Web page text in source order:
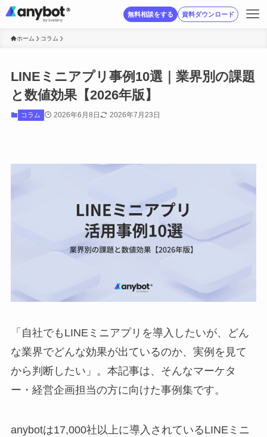
無料相談をする 資料ダウンロード
ホーム コラム
LINEミニアプリ事例10選｜業界別の課題
と数値効果【2026年版】
コラム 2026年6月8日 2026年7月23日
「自社でもLINEミニアプリを導入したいが、どん
な業界でどんな効果が出ているのか、実例を見て
から判断したい」。本記事は、そんなマーケタ
ー・経営企画担当の方に向けた事例集です。
anybotは17,000社以上に導入されているLINEミニ